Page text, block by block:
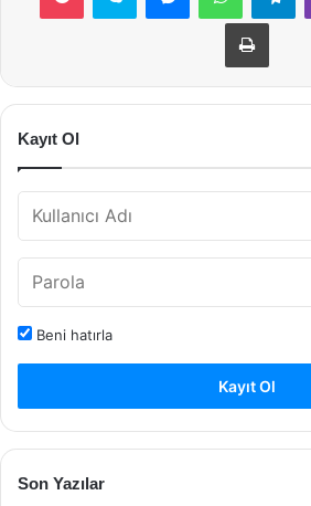
Yazdır
Kayıt Ol
Beni hatırla
Kayıt Ol
Son Yazılar